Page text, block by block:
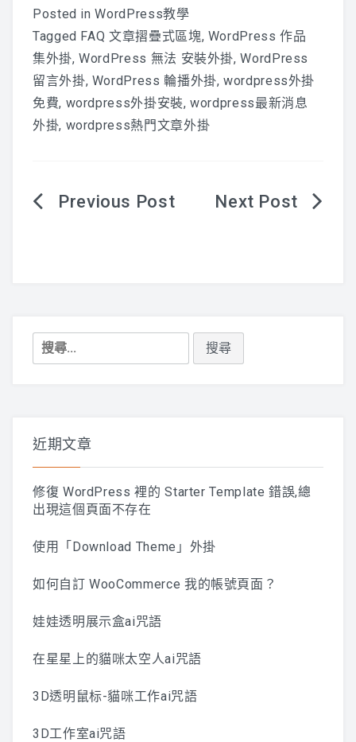
Posted inWordPress教學
Tagged FAQ 文章摺疊式區塊, WordPress 作品
集外掛,WordPress 無法 安裝外掛,WordPress
留言外掛, WordPress 輪播外掛,wordpress外掛
免費, wordpress外掛安裝,wordpress最新消息
外掛, wordpress熱門文章外掛
文
搜
尋
近期文章
修復 WordPress 裡的 Starter Template 錯誤,總
出現這個頁面不存在
使用「Download Theme」外掛
如何自訂 WooCommerce 我的帳號頁面？
娃娃透明展示盒ai咒語
在星星上的貓咪太空人ai咒語
3D透明鼠标-貓咪工作ai咒語
3D工作室ai咒語